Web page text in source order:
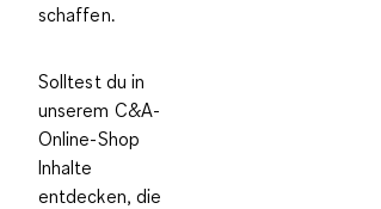
schaffen.
Solltest du in
unserem C&A-
Online-Shop
Inhalte
entdecken, die